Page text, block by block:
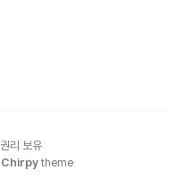
권리 보유
Chirpy theme